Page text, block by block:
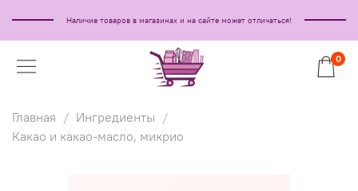
Наличие товаров в магазинах и на сайте может отличаться!
0
Главная
Ингредиенты
Какао и какао-масло, микрио